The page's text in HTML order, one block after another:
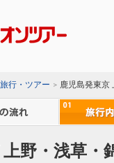
行・ツアー 鹿児島発東京
野・浅草・